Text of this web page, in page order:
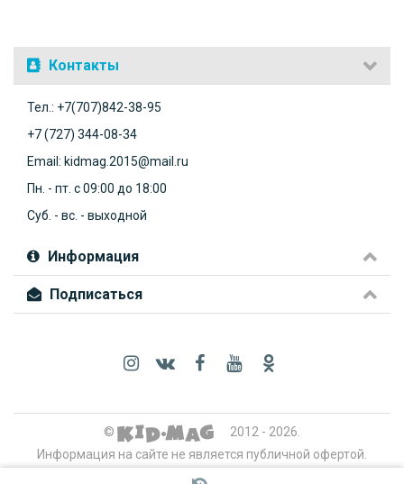
Контакты
Тел.: +7(707)842-38-95
+7 (727) 344-08-34
Email: kidmag.2015@mail.ru
Пн. - пт. с 09:00 до 18:00
Суб. - вс. - выходной
Информация
Подписаться
©
2012 - 2026.
Информация на сайте не является публичной офертой.